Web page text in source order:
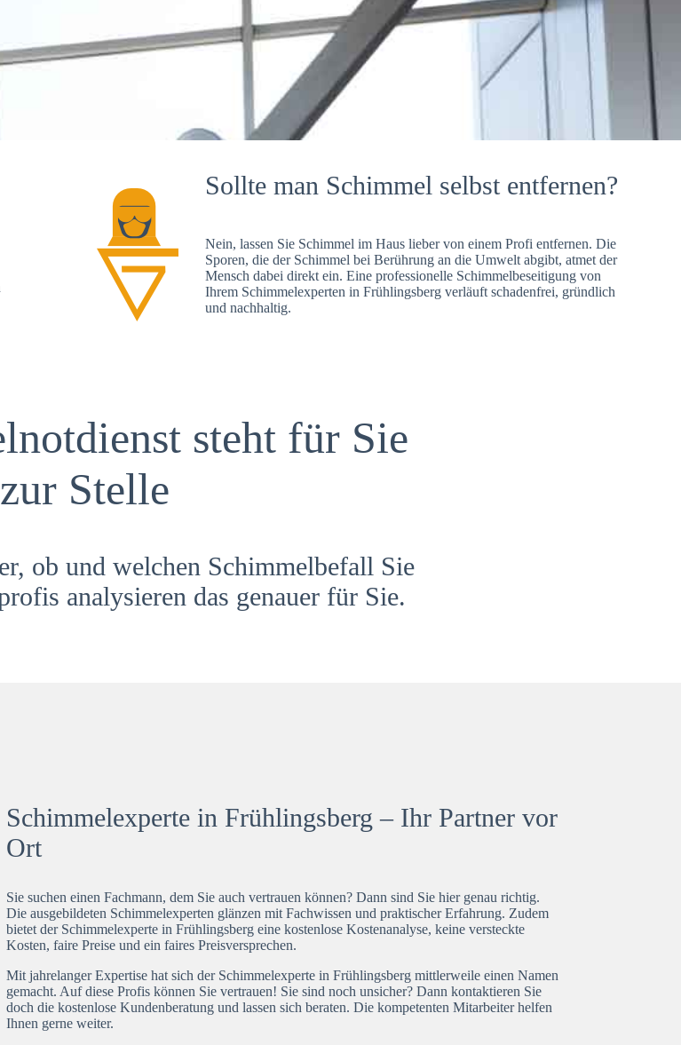
Sollte man Schimmel selbst entfernen?
Nein, lassen Sie Schimmel im Haus lieber von einem Profi entfernen. Die
Sporen, die der Schimmel bei Berührung an die Umwelt abgibt, atmet der
Mensch dabei direkt ein. Eine professionelle Schimmelbeseitigung von
Ihrem Schimmelexperten in Frühlingsberg verläuft schadenfrei, gründlich
und nachhaltig.
steht für Sie
zur Stelle
ob und welchen Schimmelbefall Sie
analysieren das genauer für Sie.
Schimmelexperte in Frühlingsberg – Ihr Partner vor
Ort
Sie suchen einen Fachmann, dem Sie auch vertrauen können? Dann sind Sie hier genau richtig.
Die ausgebildeten Schimmelexperten glänzen mit Fachwissen und praktischer Erfahrung. Zudem
bietet der Schimmelexperte in Frühlingsberg eine kostenlose Kostenanalyse, keine versteckte
Kosten, faire Preise und ein faires Preisversprechen.
Mit jahrelanger Expertise hat sich der Schimmelexperte in Frühlingsberg mittlerweile einen Namen
gemacht. Auf diese Profis können Sie vertrauen! Sie sind noch unsicher? Dann kontaktieren Sie
doch die kostenlose Kundenberatung und lassen sich beraten. Die kompetenten Mitarbeiter helfen
Ihnen gerne weiter.